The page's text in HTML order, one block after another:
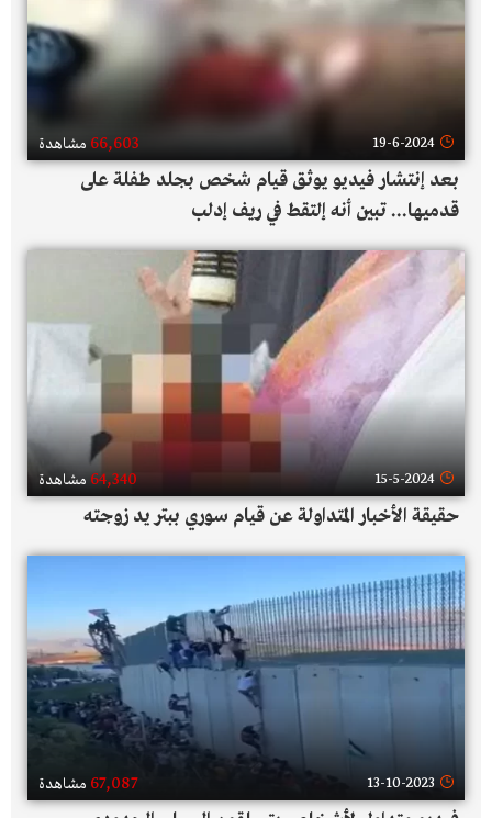
19-6-2024
66,603 مشاهدة
بعد إنتشار فيديو يوثق قيام شخص بجلد طفلة على
قدميها... تبين أنه إلتقط في ريف إدلب
15-5-2024
64,340مشاهدة
حقيقة الأخبار المتداولة عن قيام سوري ببتر يد زوجته
13-10-2023
67,087 مشاهدة